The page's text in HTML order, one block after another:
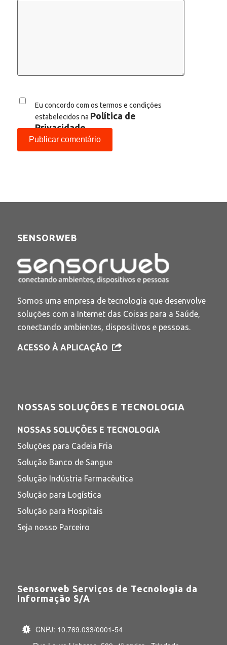
Eu concordo com os termos e condições
estabelecidos na Política de
Privacidade
SENSORWEB
Somos uma empresa de tecnologia que desenvolve
soluções com a Internet das Coisas para a Saúde,
conectando ambientes, dispositivos e pessoas.
ACESSO À APLICAÇÃO
NOSSAS SOLUÇÕES E TECNOLOGIA
NOSSAS SOLUÇÕES E TECNOLOGIA
Soluções para Cadeia Fria
Solução Banco de Sangue
Solução Indústria Farmacêutica
Solução para Logística
Solução para Hospitais
Seja nosso Parceiro
Sensorweb Serviços de Tecnologia da
Informação S/A
CNPJ: 10.769.033/0001-54